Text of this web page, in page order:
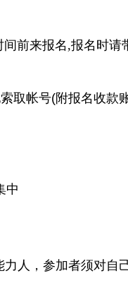
前来报名 ,报名时请
取帐号(附报名收款
中
人，参加者须对自